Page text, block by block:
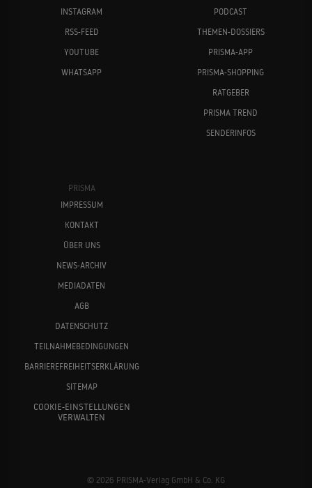
INSTAGRAM
RSS-FEED
YOUTUBE
WHATSAPP
PODCAST
THEMEN-DOSSIERS
PRISMA-APP
PRISMA-SHOPPING
RATGEBER
PRISMA TREND
SENDERINFOS
PRISMA
IMPRESSUM
KONTAKT
ÜBER UNS
NEWS-ARCHIV
MEDIADATEN
AGB
DATENSCHUTZ
TEILNAHMEBEDINGUNGEN
BARRIEREFREIHEITSERKLÄRUNG
SITEMAP
COOKIE-EINSTELLUNGEN
VERWALTEN
© 2026 PRISMA-Verlag GmbH & Co. KG